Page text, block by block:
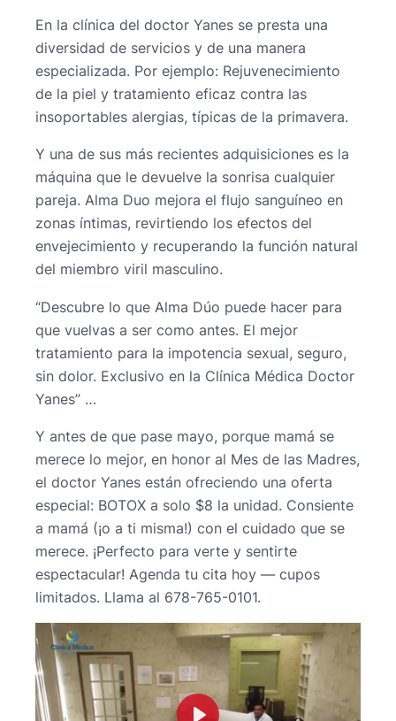
En la clínica del doctor Yanes se presta una
diversidad de servicios y de una manera
especializada. Por ejemplo: Rejuvenecimiento
de la piel y tratamiento eficaz contra las
insoportables alergias, típicas de la primavera.
Y una de sus más recientes adquisiciones es la
máquina que le devuelve la sonrisa cualquier
pareja. Alma Duo mejora el flujo sanguíneo en
zonas íntimas, revirtiendo los efectos del
envejecimiento y recuperando la función natural
del miembro viril masculino.
“Descubre lo que Alma Dúo puede hacer para
que vuelvas a ser como antes. El mejor
tratamiento para la impotencia sexual, seguro,
sin dolor. Exclusivo en la Clínica Médica Doctor
Yanes” …
Y antes de que pase mayo, porque mamá se
merece lo mejor, en honor al Mes de las Madres,
el doctor Yanes están ofreciendo una oferta
especial: BOTOX a solo $8 la unidad. Consiente
a mamá (¡o a ti misma!) con el cuidado que se
merece. ¡Perfecto para verte y sentirte
espectacular! Agenda tu cita hoy — cupos
limitados. Llama al 678-765-0101.